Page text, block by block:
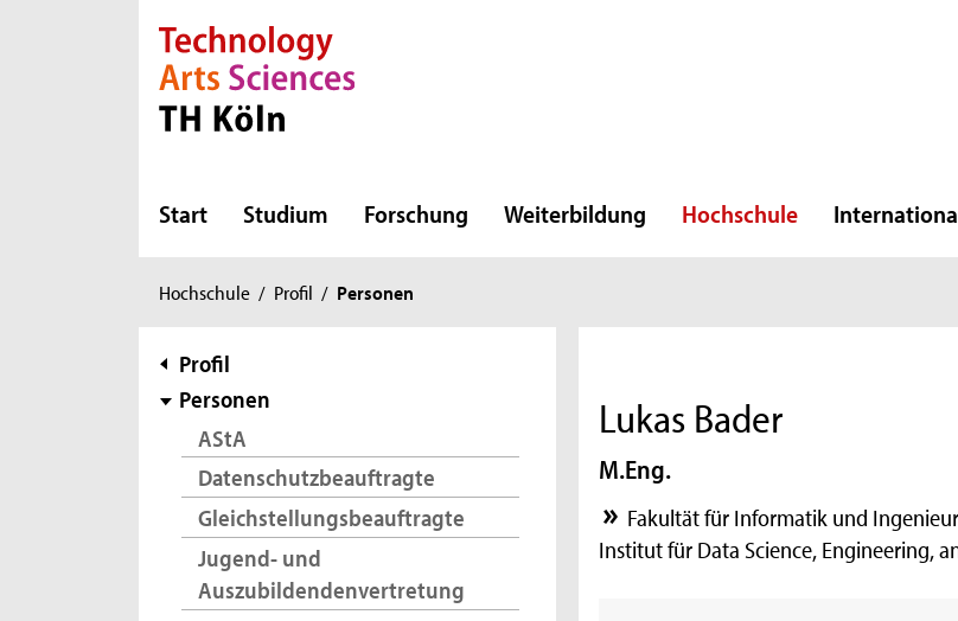
Direkt zur Hauptnavigation
Direkt zur Subnavigation
Direkt zum Inhalt
Direkt zum Fußbereich
Start Studium Forschung Weiterbildung Hochschule
Sie
hier:
Hochschule / Profil / Personen
Subnavigation
Profil
Personen
AStA
Datenschutzbeauftragte
Gleichstellungsbeauftragte
Jugend- und
Auszubildendenvertretung
Lukas Bader
M.Eng.
Fakultät für Informatik und
Institut für Data Science, Engineering,